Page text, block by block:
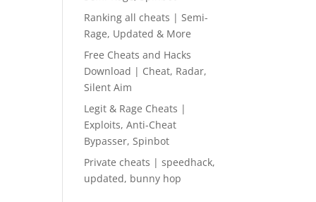
Ranking all cheats | Semi-
Rage, Updated & More
Free Cheats and Hacks
Download | Cheat, Radar,
Silent Aim
Legit & Rage Cheats |
Exploits, Anti-Cheat
Bypasser, Spinbot
Private cheats | speedhack,
updated, bunny hop